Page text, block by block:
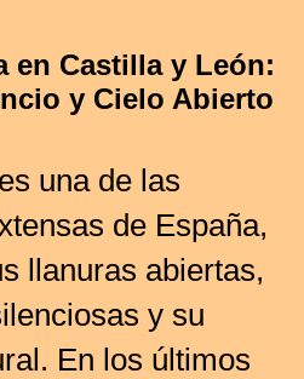
en Castilla y León:
y Cielo Abierto
una de las
de España,
llanuras abiertas,
y su
En los últimos